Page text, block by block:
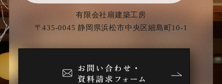
有限会社扇建築工房
〒435-0045 静岡県浜松市中央区細島町10-1